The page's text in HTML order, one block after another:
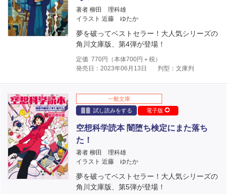
著者 柳田 理科雄
イラスト 近藤 ゆたか
夢を破ってベストセラー！大人気シリーズの
角川文庫版、第4弾が登場！
定価 770円（本体700円＋税）
発売日：2023年06月13日
判型：文庫判
一般文庫
試し読みをする
電子版
空想科学読本 闇堕ち検定にまた落ち
た！
著者 柳田 理科雄
イラスト 近藤 ゆたか
夢を破ってベストセラー！大人気シリーズの
角川文庫版、第5弾が登場！